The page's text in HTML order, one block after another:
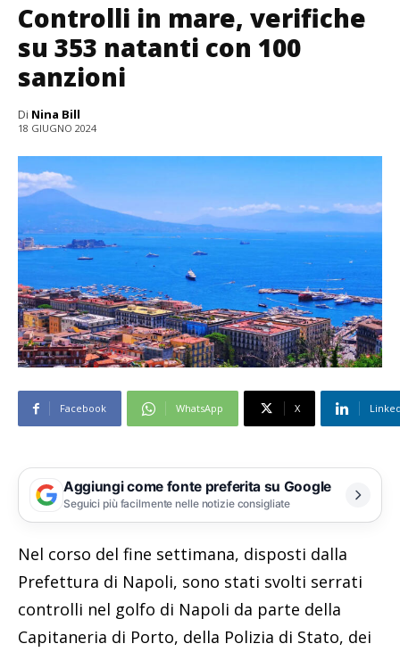
Controlli in mare, verifiche
su 353 natanti con 100
sanzioni
Di Nina Bill
18 GIUGNO 2024
Facebook WhatsApp X
Aggiungi come fonte preferita su Google
Seguici più facilmente nelle notizie consigliate
Nel corso del fine settimana, disposti dalla
Prefettura di Napoli, sono stati svolti serrati
controlli nel golfo di Napoli da parte della
Capitaneria di Porto, della Polizia di Stato, dei